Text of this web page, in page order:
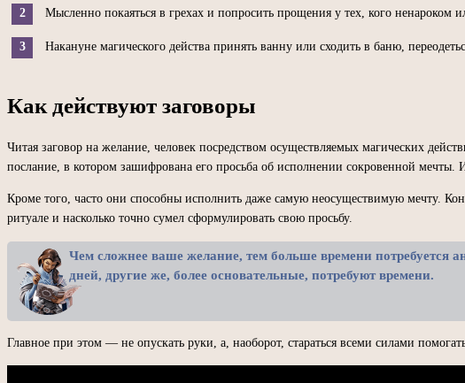
Мысленно покаяться в грехах и попросить прощения у тех, кого ненароком
Накануне магического действа принять ванну или сходить в баню,
Как действуют заговоры
Читая заговор на желание, человек посредством осуществляемых магических
послание, в котором зашифрована его просьба об исполнении сокровенной
Кроме того, часто они способны исполнить даже самую неосуществимую мечту.
ритуале и насколько точно сумел сформулировать свою просьбу.
Чем сложнее ваше желание, тем больше времени потребуется
дней, другие же, более основательные, потребуют времени.
Главное при этом — не опускать руки, а, наоборот, стараться всеми силами